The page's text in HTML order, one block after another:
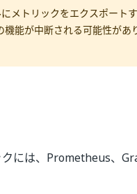
メトリックをエクスポート
能が中断される可能性があ
には、Prometheus、